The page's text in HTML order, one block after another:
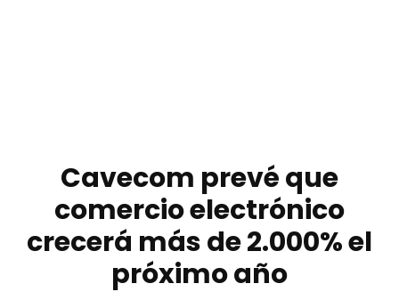
Cavecom prevé que
comercio electrónico
crecerá más de 2.000% el
próximo año